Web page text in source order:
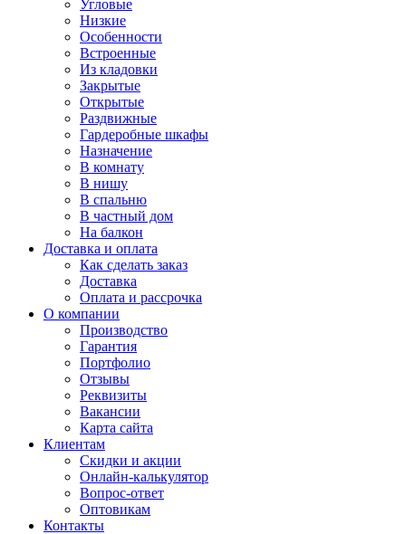
Угловые
Низкие
Особенности
Встроенные
Из кладовки
Закрытые
Открытые
Раздвижные
Гардеробные шкафы
Назначение
В комнату
В нишу
В спальню
В частный дом
На балкон
Доставка и оплата
Как сделать заказ
Доставка
Оплата и рассрочка
О компании
Производство
Гарантия
Портфолио
Отзывы
Реквизиты
Вакансии
Карта сайта
Клиентам
Скидки и акции
Онлайн-калькулятор
Вопрос-ответ
Оптовикам
Контакты